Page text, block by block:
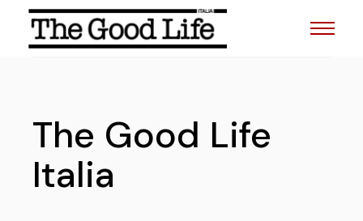
The Good Life
Italia